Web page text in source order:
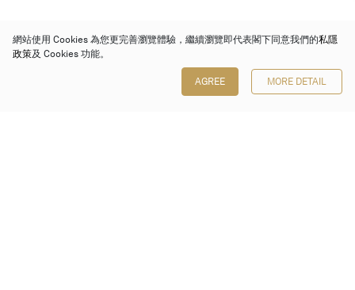
網站使用 Cookies 為您更完善瀏覽體驗，繼續瀏覽即代表閣下同意我們的私隱
政策及 Cookies 功能。
AGREE MORE DETAIL